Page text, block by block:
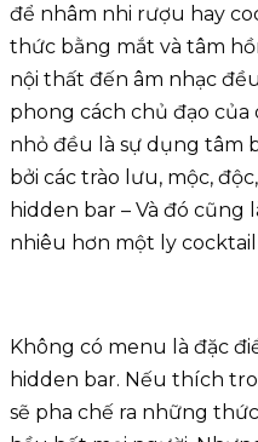
để nhâm nhi rượu hay
thức bằng mắt và tâm
nội thất đến âm nhạc
phong cách chủ đạo
nhỏ đều là sự dụng tâm
bởi các trào lưu, mộc,
hidden bar – Và đó
nhiêu hơn một ly
Không có menu là đặc
hidden bar. Nếu thích
sẽ pha chế ra những